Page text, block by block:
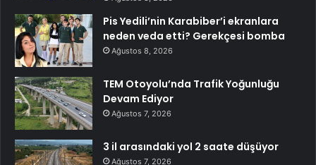
Pis Yedili’nin Karabiber’i ekranlara
neden veda etti? Gerekçesi bomba
Ağustos 8, 2026
TEM Otoyolu’nda Trafik Yoğunluğu
Devam Ediyor
Ağustos 7, 2026
3 il arasındaki yol 2 saate düşüyor
Ağustos 7, 2026